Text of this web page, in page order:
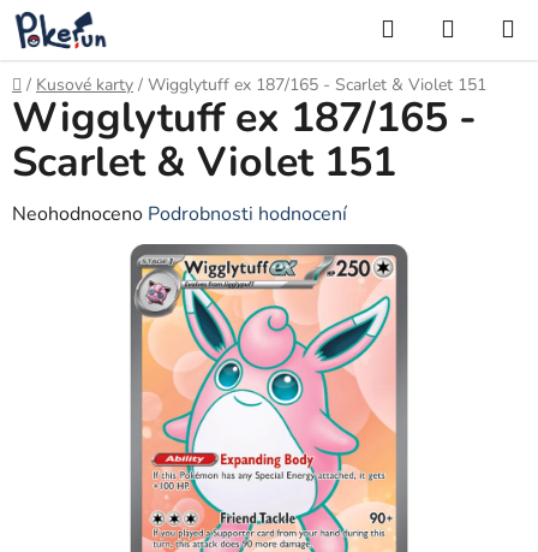
Přejít
na
obsah
Hledat
KOŠÍK
Domů
/ Kusové karty / Wigglytuff ex 187/165 - Scarlet & Violet 151
Wigglytuff ex 187/165 -
Scarlet & Violet 151
Průměrné
Neohodnoceno Podrobnosti hodnocení